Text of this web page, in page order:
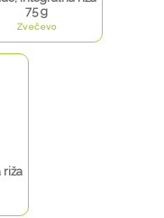
75 g
Zvečevo
riža